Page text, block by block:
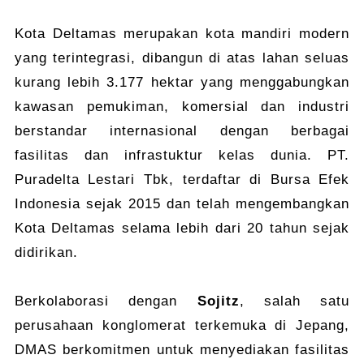
Kota Deltamas merupakan kota mandiri modern
yang terintegrasi, dibangun di atas lahan seluas
kurang lebih 3.177 hektar yang menggabungkan
kawasan pemukiman, komersial dan industri
berstandar internasional dengan berbagai
fasilitas dan infrastuktur kelas dunia. PT.
Puradelta Lestari Tbk, terdaftar di Bursa Efek
Indonesia sejak 2015 dan telah mengembangkan
Kota Deltamas selama lebih dari 20 tahun sejak
didirikan.
Berkolaborasi dengan Sojitz, salah satu
perusahaan konglomerat terkemuka di Jepang,
DMAS berkomitmen untuk menyediakan fasilitas